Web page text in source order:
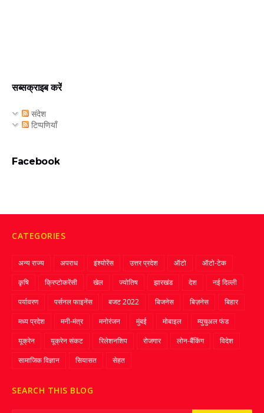
सब्सक्राइब करें
संदेश
टिप्पणियाँ
Facebook
CATEGORIES
अन्य राज्य अपराध इंश्योरेंस उत्तर प्रदेश ऑटो
ऑटो-टेक
कृषि
क्रिप्‍टोकरेंसी खेल ज्‍योतिष झारखंड देश
नई दिल्ली
पर्यावरण
पर्सनल फाइनेंस बजट 2022 बिजनेस बिज़नेस
बिहार
मध्य प्रदेश
मनी-मंत्र मनोरंजन मुंबई मोबाइल
म्‍युचुअल फंड
यूक्रेन
यूक्रेन संकट रिलेशनशिप रोजगार लोन-बैंकिंग
विदेश
सामाजिक विज्ञान
सियासत सेहत
SEARCH THIS BLOG